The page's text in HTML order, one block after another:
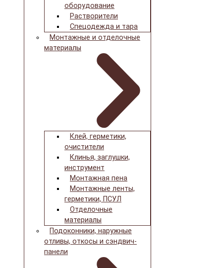
оборудование
Растворители
Спецодежда и тара
Монтажные и отделочные
материалы
Клей, герметики,
очистители
Клинья, заглушки,
инструмент
Монтажная пена
Монтажные ленты,
герметики, ПСУЛ
Отделочные
материалы
Подоконники, наружные
отливы, откосы и сэндвич-
панели